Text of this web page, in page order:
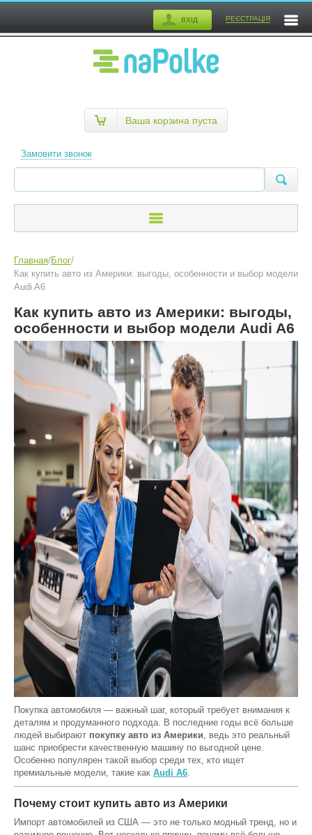
ВХІД РЕЄСТРАЦІЯ
Замовити звонок
Ваша корзина пуста
Главная/Блог/
Как купить авто из Америки: выгоды, особенности и выбор модели
Audi A6
Как купить авто из Америки: выгоды,
особенности и выбор модели Audi A6
Покупка автомобиля — важный шаг, который требует внимания к
деталям и продуманного подхода. В последние годы всё больше
людей выбирают покупку авто из Америки, ведь это реальный
шанс приобрести качественную машину по выгодной цене.
Особенно популярен такой выбор среди тех, кто ищет
премиальные модели, такие как Audi A6.
Почему стоит купить авто из Америки
Импорт автомобилей из США — это не только модный тренд, но и